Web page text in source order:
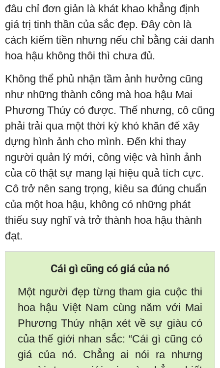
đâu chỉ đơn giản là khát khao khẳng định
giá trị tinh thần của sắc đẹp. Đây còn là
cách kiếm tiền nhưng nếu chỉ bằng cái danh
hoa hậu không thôi thì chưa đủ.
Không thể phủ nhận tầm ảnh hưởng cũng
như những thành công mà hoa hậu Mai
Phương Thúy có được. Thế nhưng, cô cũng
phải trải qua một thời kỳ khó khăn để xây
dựng hình ảnh cho mình. Đến khi thay
người quản lý mới, công việc và hình ảnh
của cô thật sự mang lại hiệu quả tích cực.
Cô trở nên sang trọng, kiêu sa đúng chuẩn
của một hoa hậu, không có những phát
thiếu suy nghĩ và trở thành hoa hậu thành
đạt.
Cái gì cũng có giá của nó
Một người đẹp từng tham gia cuộc thi
hoa hậu Việt Nam cùng năm với Mai
Phương Thúy nhận xét về sự giàu có
của thế giới nhan sắc: “Cái gì cũng có
giá của nó. Chẳng ai nói ra nhưng